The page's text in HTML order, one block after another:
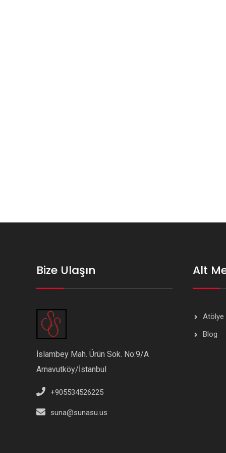
Bize Ulaşın
İslambey Mah. Ürün Sok. No:9/A
Arnavutköy/İstanbul
+905534526225
suna@sunasu.us
Alt
Atölye
Blog